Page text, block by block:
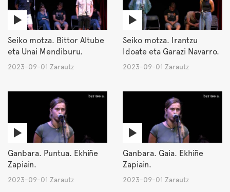
Seiko motza. Bittor Altube
eta Unai Mendiburu.
2023-09-01 Zarautz
Seiko motza. Irantzu
Idoate eta Garazi Navarro.
2023-09-01 Zarautz
Ganbara. Puntua. Ekhiñe
Zapiain.
2023-09-01 Zarautz
Ganbara. Gaia. Ekhiñe
Zapiain.
2023-09-01 Zarautz